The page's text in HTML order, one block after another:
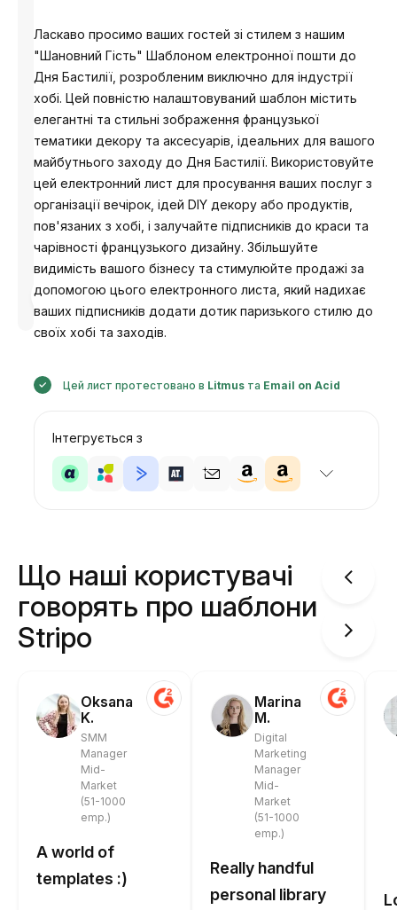
Розроблено
Анастасія
Ласкаво просимо ваших гостей зі стилем з нашим
"Шановний Гість" Шаблоном електронної пошти до
Дня Бастилії, розробленим виключно для індустрії
хобі. Цей повністю налаштовуваний шаблон містить
елегантні та стильні зображення французької
тематики декору та аксесуарів, ідеальних для вашого
майбутнього заходу до Дня Бастилії. Використовуйте
цей електронний лист для просування ваших послуг з
організації вечірок, ідей DIY декору або продуктів,
пов'язаних з хобі, і залучайте підписників до краси та
чарівності французького дизайну. Збільшуйте
видимість вашого бізнесу та стимулюйте продажі за
допомогою цього електронного листа, який надихає
ваших підписників додати дотик паризького стилю до
своїх хобі та заходів.
Цей лист протестовано в Litmusта Email on Acid
Інтегрується з
Що наші користувачі
говорять про шаблони
Stripo
Oksana
K.
SMM
Manager
Mid-
Market
(51-1000
emp.)
A world of
templates :)
Marina
M.
Digital
Marketing
Manager
Mid-
Market
(51-1000
emp.)
Really handful
personal library